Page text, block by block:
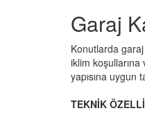
Garaj
Konutlarda
iklim koşullarına
yapısına uygun
TEKNİK